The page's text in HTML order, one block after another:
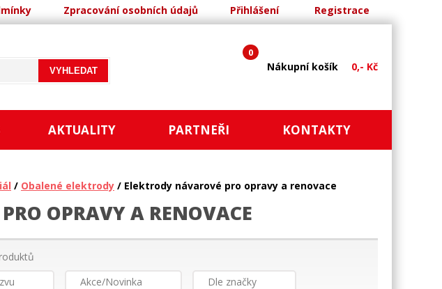
Zpracování osobních údajů Přihlášení Registrace
Nákupní košík 0,- Kč
0
AKTUALITY PARTNEŘI KONTAKTY
/ Obalené elektrody / Elektrody návarové pro opravy a renovace
OPRAVY A RENOVACE
Akce/Novinka Dle značky